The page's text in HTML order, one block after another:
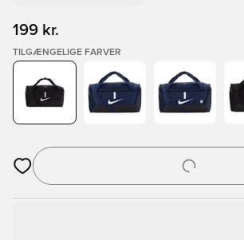
199 kr.
TILGÆNGELIGE FARVER
Åbner en Modal til at logge ind eller